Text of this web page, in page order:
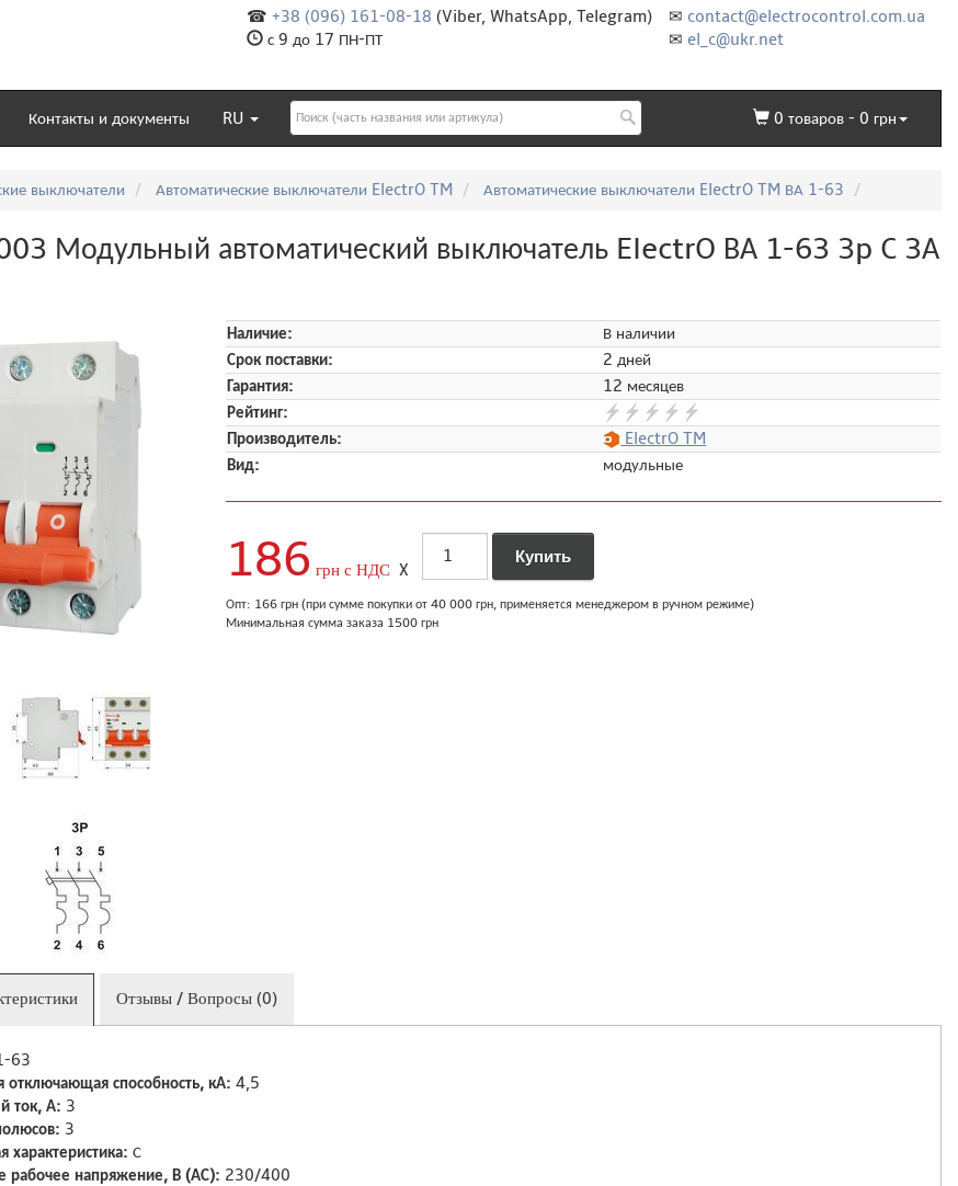
✉ contact@electrocontrol.com.ua
✉ el_c@ukr.net
☎ +38 (096) 161-08-18 (Viber, WhatsApp, Telegram)
с 9 до 17 ПН-ПТ
Контакты и документы RU 0 товаров - 0 грн
выключатели Автоматические выключатели ElectrO TM Автоматические выключатели ElectrO TM ВА 1-63
Модульный автоматический выключатель ElectrO ВА 1-63 3p C 3А
Наличие:
В наличии
Срок поставки:
2 дней
Гарантия:
12 месяцев
Рейтинг:
Производитель:
ElectrO TM
Вид:
модульные
186 грн с НДС X
Опт: 166 грн (при сумме покупки от 40 000 грн, применяется менеджером в ручном режиме)
Минимальная сумма заказа 1500 грн
Отзывы / Вопросы (0)
63
отключающая способность, кА: 4,5
ток, А: 3
3
характеристика: С
рабочее напряжение, В (АС): 230/400